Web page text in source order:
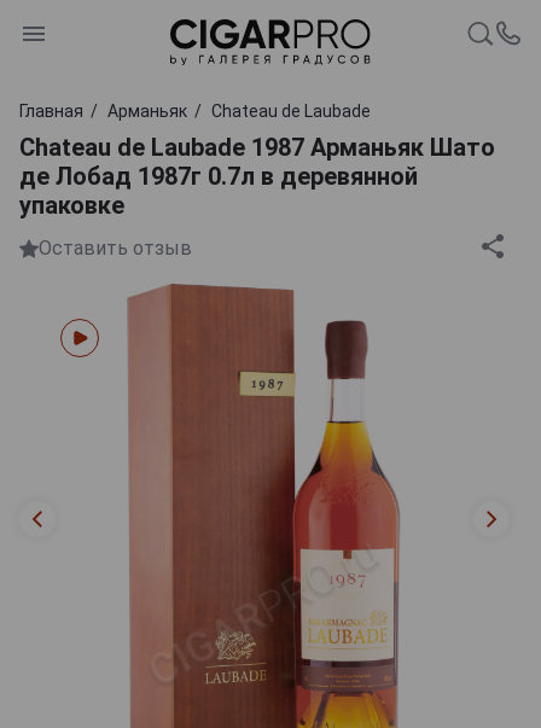
Главная Арманьяк Chateau de Laubade
Chateau de Laubade 1987 Арманьяк Шато
де Лобад 1987г 0.7л в деревянной
упаковке
Оставить отзыв